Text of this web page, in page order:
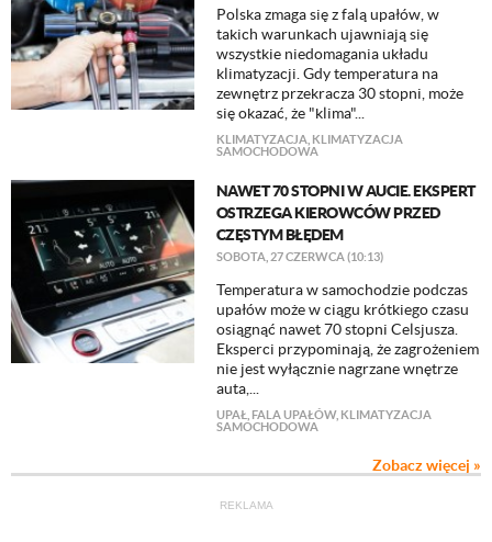
Polska zmaga się z falą upałów, w
takich warunkach ujawniają się
wszystkie niedomagania układu
klimatyzacji. Gdy temperatura na
zewnętrz przekracza 30 stopni, może
się okazać, że "klima"...
KLIMATYZACJA KLIMATYZACJA
SAMOCHODOWA
NAWET 70 STOPNI W AUCIE. EKSPERT
OSTRZEGA KIEROWCÓW PRZED
CZĘSTYM BŁĘDEM
SOBOTA, 27 CZERWCA (10:13)
Temperatura w samochodzie podczas
upałów może w ciągu krótkiego czasu
osiągnąć nawet 70 stopni Celsjusza.
Eksperci przypominają, że zagrożeniem
nie jest wyłącznie nagrzane wnętrze
auta,...
UPAŁ FALA UPAŁÓW, KLIMATYZACJA
SAMOCHODOWA
Zobacz więcej »
REKLAMA